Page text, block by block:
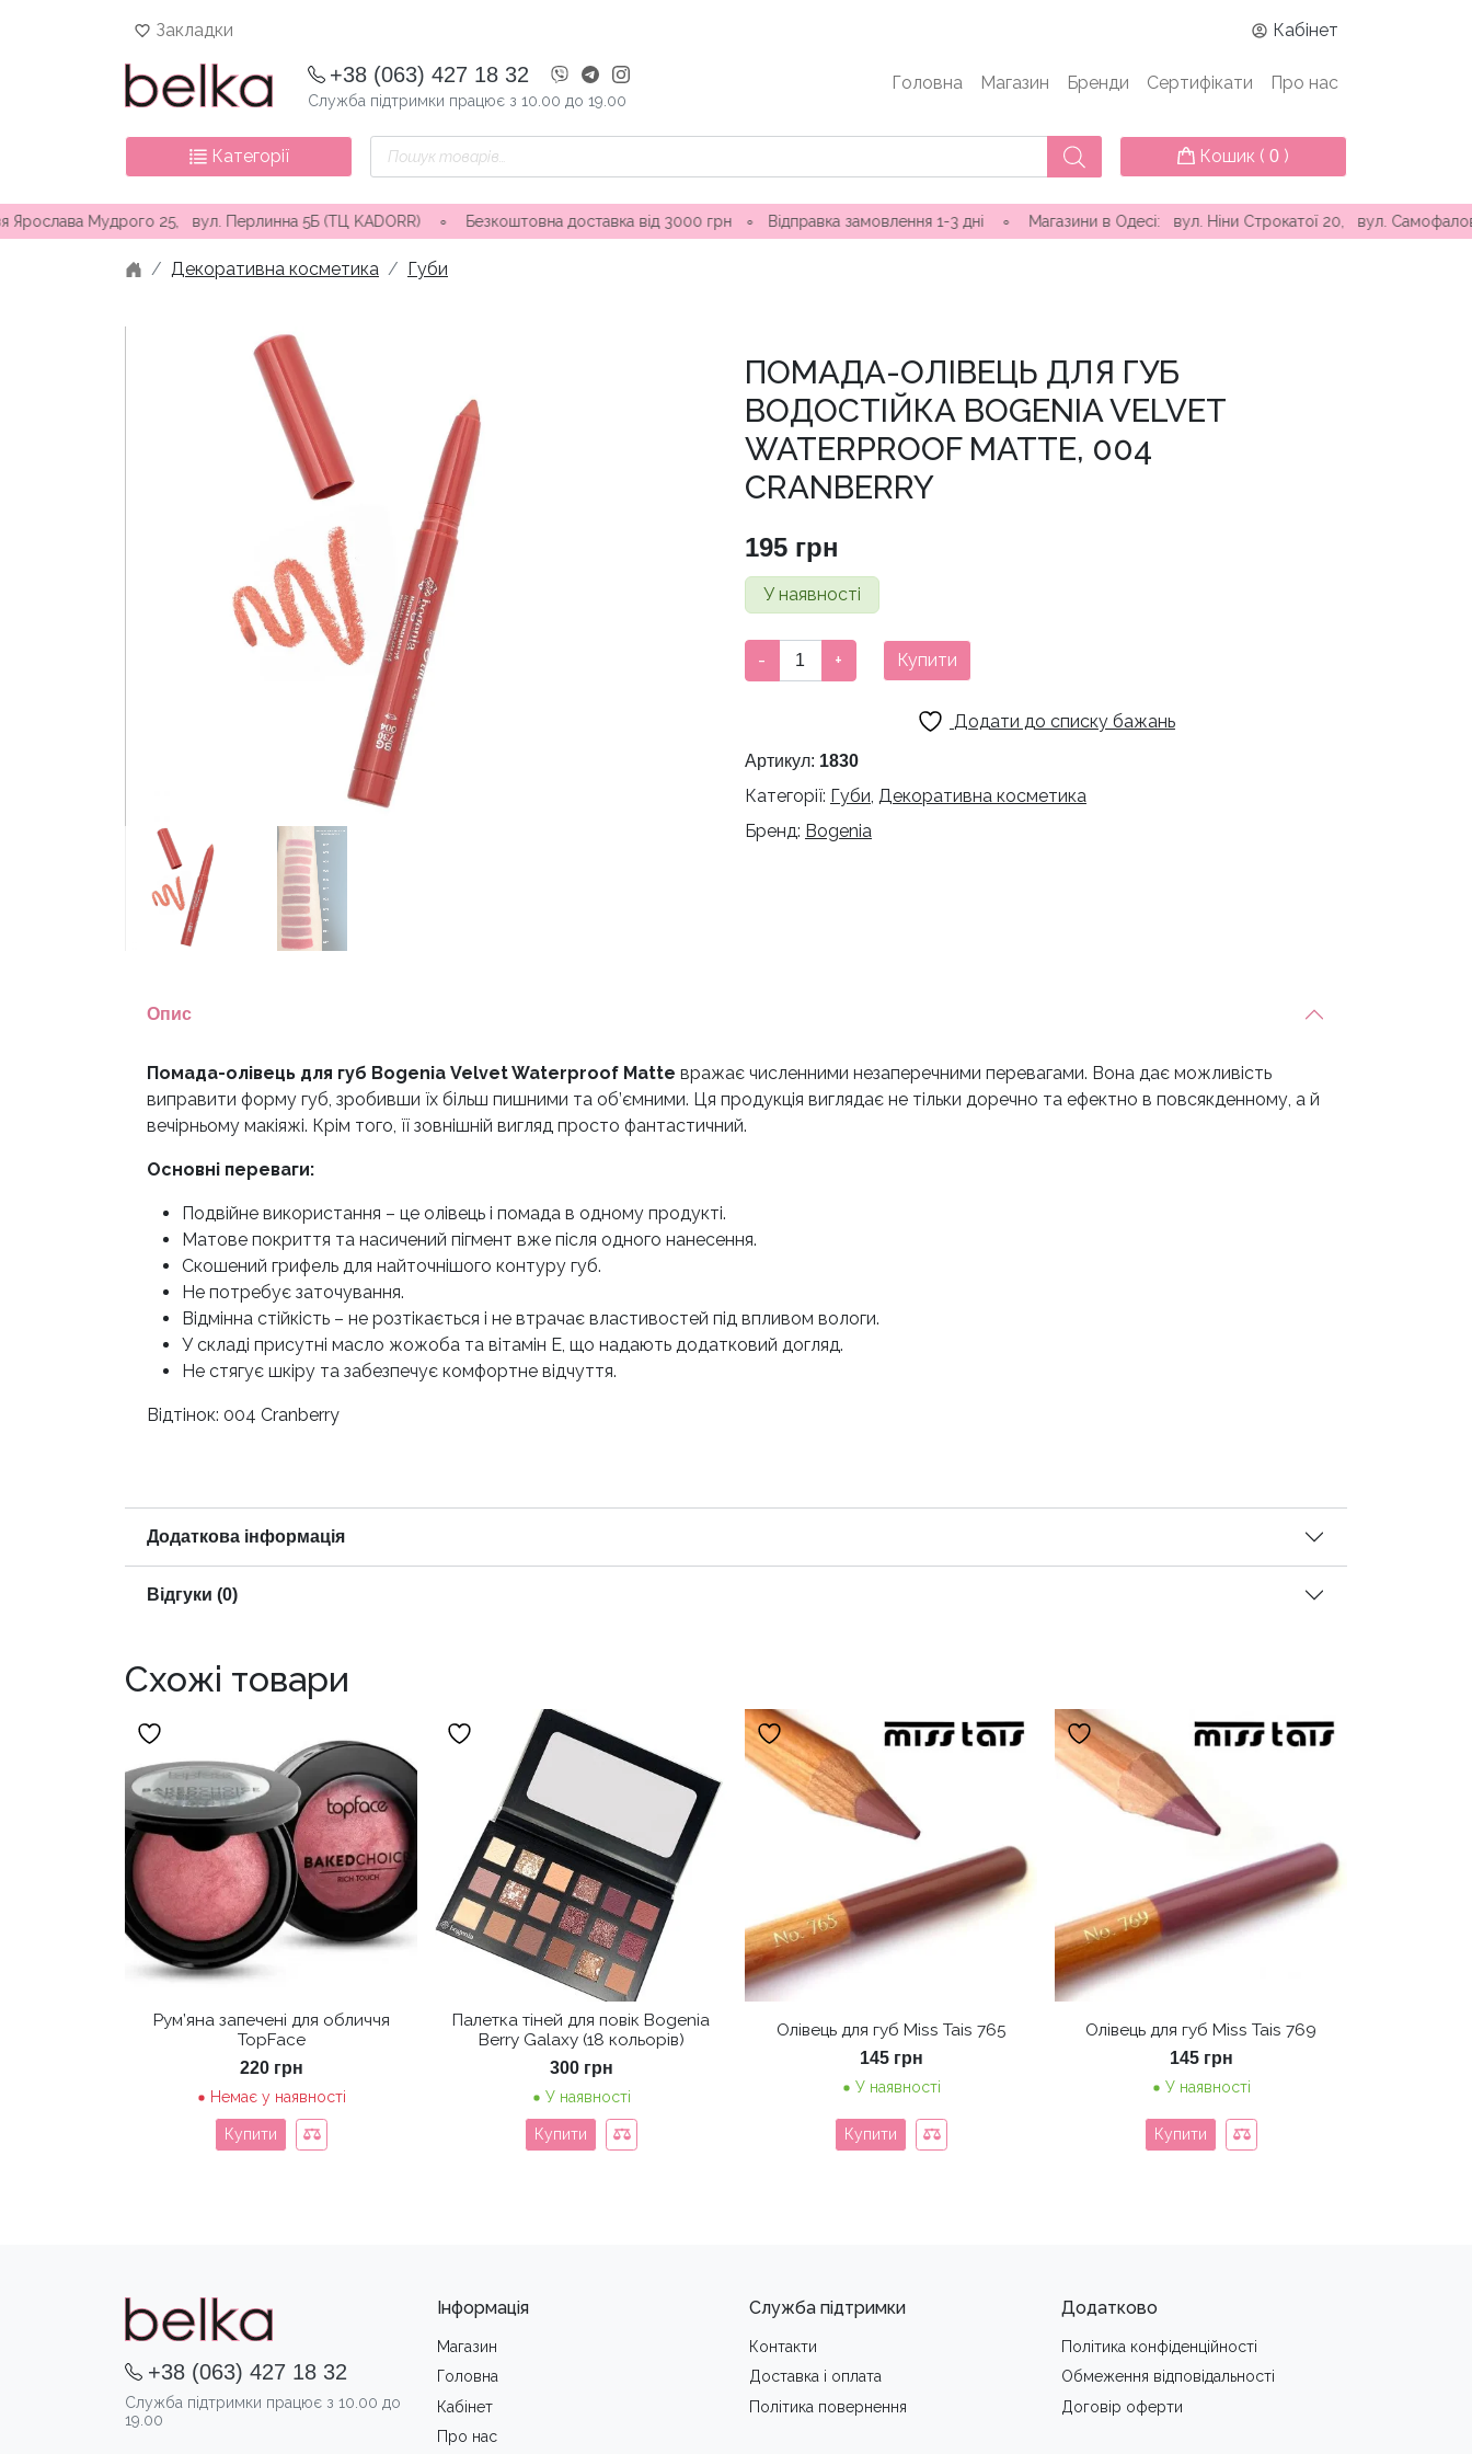
Закладки Кабінет
+38 (063) 427 18 32
Служба підтримки працює з 10.00 до 19.00
Головна Магазин Бренди Сертифікати Про нас
Категорії
Пошук
товарів
Кошик ( 0 )
25, вул. Перлинна 5Б (ТЦ KADORR) ∘ Безкоштовна доставка від 3000 грн∘Відправка замовлення 1-3 дні ∘ Магазини в Одесі: вул. Ніни Строкатої 20, вул. Самофалова (
Декоративна косметика Губи
ПОМАДА-ОЛІВЕЦЬ ДЛЯ ГУБ
ВОДОСТІЙКА BOGENIA VELVET
WATERPROOF MATTE, 004
CRANBERRY
195 грн
У наявності
ПОМАДА-
ОЛІВЕЦЬ
ВОДОСТІЙКА
VELVET
WATERPROOF
- + Купити
Додати до списку бажань
Артикул: 1830
Категорії: Губи, Декоративна косметика
Бренд: Bogenia
Опис
Помада-олівець для губ Bogenia Velvet Waterproof Matte вражає численними незаперечними перевагами. Вона дає можливість
виправити форму губ, зробивши їх більш пишними та об’ємними. Ця продукція виглядає не тільки доречно та ефектно в повсякденному, а й
вечірньому макіяжі. Крім того, її зовнішній вигляд просто фантастичний.
Основні переваги:
Подвійне використання – це олівець і помада в одному продукті.
Матове покриття та насичений пігмент вже після одного нанесення.
Скошений грифель для найточнішого контуру губ.
Не потребує заточування.
Відмінна стійкість – не розтікається і не втрачає властивостей під впливом вологи.
У складі присутні масло жожоба та вітамін Е, що надають додатковий догляд.
Не стягує шкіру та забезпечує комфортне відчуття.
Відтінок: 004 Cranberry
Додаткова інформація
Відгуки (0)
Схожі товари
Рум’яна запечені для обличчя
TopFace
220 грн
Немає у наявності
Купити
Палетка тіней для повік Bogenia
Berry Galaxy (18 кольорів)
300 грн
У наявності
Купити
Олівець для губ Miss Tais 765
145 грн
У наявності
Купити
Олівець для губ Miss Tais 769
145 грн
У наявності
Купити
+38 (063) 427 18 32
Служба підтримки працює з 10.00 до
19.00
Служба підтримки
Контакти
Доставка i оплата
Політика повернення
Інформація
Магазин
Головна
Кабінет
Про нас
Додатково
Політика конфіденційності
Обмеження вiдповiдальностi
Договір оферти